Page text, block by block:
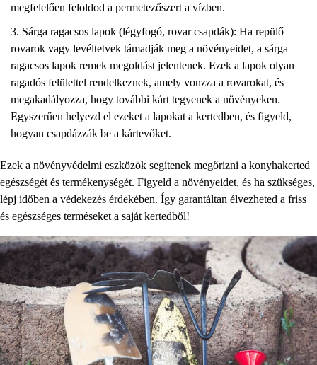
megfelelően feloldod a permetezőszert a vízben.
Sárga ragacsos lapok (légyfogó, rovar csapdák): Ha repülő
rovarok vagy levéltetvek támadják meg a növényeidet, a sárga
ragacsos lapok remek megoldást jelentenek. Ezek a lapok olyan
ragadós felülettel rendelkeznek, amely vonzza a rovarokat, és
megakadályozza, hogy további kárt tegyenek a növényeken.
Egyszerűen helyezd el ezeket a lapokat a kertedben, és figyeld,
hogyan csapdázzák be a kártevőket.
Ezek a növényvédelmi eszközök segítenek megőrizni a konyhakerted
egészségét és termékenységét. Figyeld a növényeidet, és ha szükséges,
lépj időben a védekezés érdekében. Így garantáltan élvezheted a friss
és egészséges terméseket a saját kertedből!